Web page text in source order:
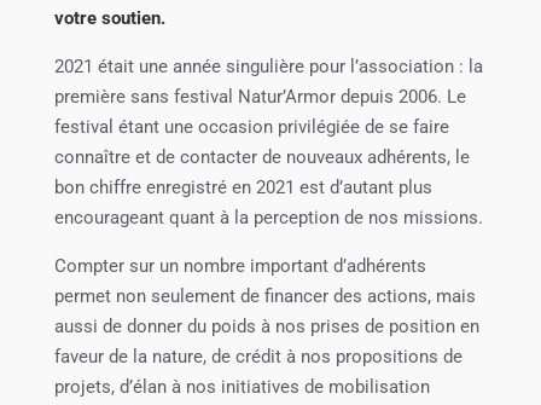
votre soutien.
2021 était une année singulière pour l’association : la
première sans festival Natur’Armor depuis 2006. Le
festival étant une occasion privilégiée de se faire
connaître et de contacter de nouveaux adhérents, le
bon chiffre enregistré en 2021 est d’autant plus
encourageant quant à la perception de nos missions.
Compter sur un nombre important d’adhérents
permet non seulement de financer des actions, mais
aussi de donner du poids à nos prises de position en
faveur de la nature, de crédit à nos propositions de
projets, d’élan à nos initiatives de mobilisation